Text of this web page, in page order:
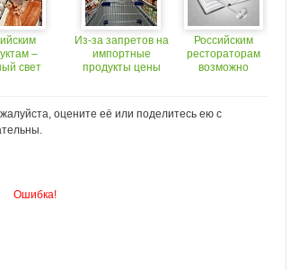
–
свет
Из-за запретов на
импортные
продукты цены
Российским
рестораторам
возможно
блюд
оцените её или поделитесь ею с
Ошибка!